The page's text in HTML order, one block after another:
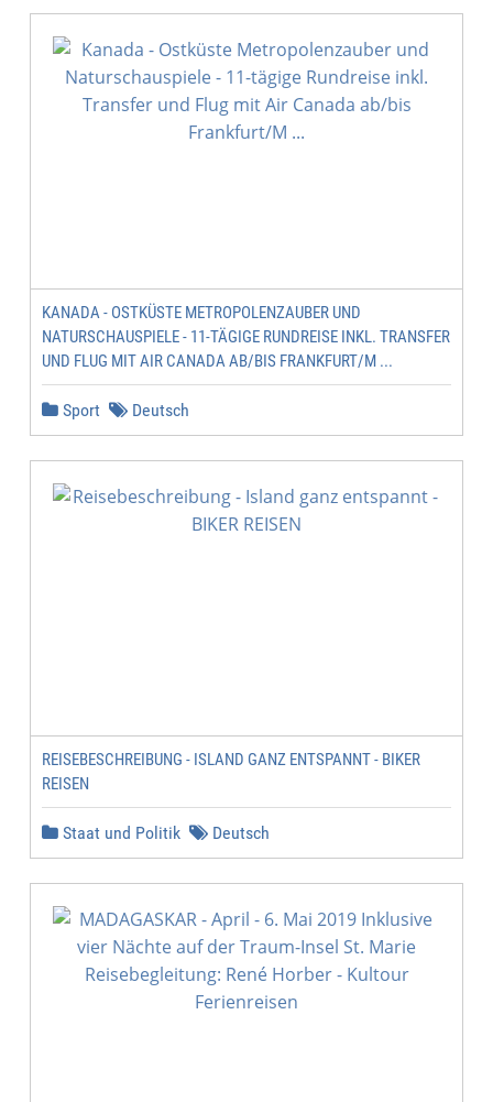
KANADA - OSTKÜSTE METROPOLENZAUBER UND
NATURSCHAUSPIELE - 11-TÄGIGE RUNDREISE INKL. TRANSFER
UND FLUG MIT AIR CANADA AB/BIS FRANKFURT/M ...
Sport Deutsch
REISEBESCHREIBUNG - ISLAND GANZ ENTSPANNT - BIKER
REISEN
Staat und Politik Deutsch